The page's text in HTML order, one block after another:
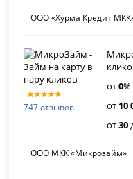
ООО «Хурма Кредит
747 отзывов
от0
от 10
от30
ООО МКК «Микрозайм»